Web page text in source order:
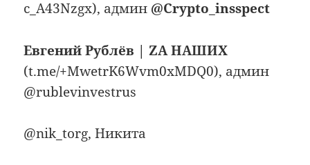
c_A43Nzgx), админ @Crypto_insspect
Eвгений Рублёв | ZA НАШИX
(t.me/+MwetrK6Wvm0xMDQ0), админ
@rublevinvestrus
@nik_torg, Никита